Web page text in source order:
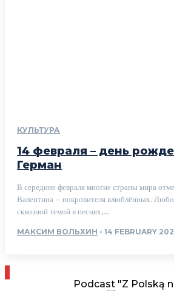
КУЛЬТУРА
14 февраля – день
Герман
В середине февраля многие страны мира
Валентина – покровителя влюблённых.
сквозной темой в песнях,...
МАКСИМ ВОЛЬХИН - 14 FEBRUARY
Podcast "Z Polską